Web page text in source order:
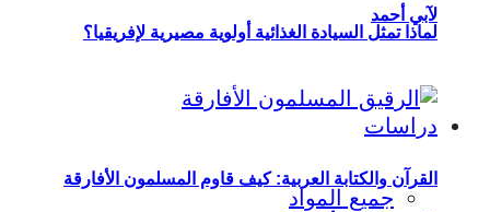
لآبي أحمد
دراسات
جميع المواد
لماذا تمثل السيادة الغذائية أولوية مصيرية لإفريقيا؟
القرآن والكتابة العربية: كيف قاوم المسلمون الأفارقة